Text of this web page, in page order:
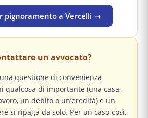
pignoramento a Vercelli →
un avvocato?
questione di convenienza
qualcosa di importante (una casa,
un debito o un’eredità) e un
si ripaga da solo. Per un caso così,